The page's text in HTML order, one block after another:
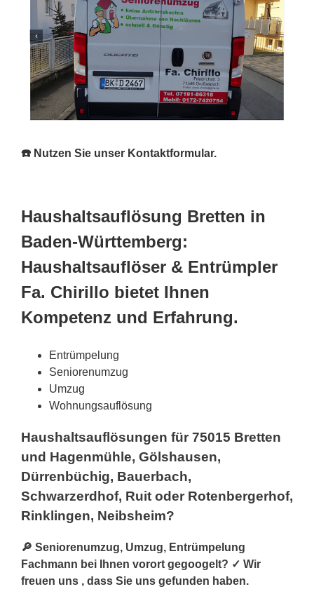
☎️ Nutzen Sie unser Kontaktformular.
Haushaltsauflösung Bretten in
Baden-Württemberg:
Haushaltsauflöser & Entrümpler
Fa. Chirillo bietet Ihnen
Kompetenz und Erfahrung.
Entrümpelung
Seniorenumzug
Umzug
Wohnungsauflösung
Haushaltsauflösungen für 75015 Bretten
und Hagenmühle, Gölshausen,
Dürrenbüchig, Bauerbach,
Schwarzerdhof, Ruit oder Rotenbergerhof,
Rinklingen, Neibsheim?
🔎 Seniorenumzug, Umzug, Entrümpelung
Fachmann bei Ihnen vorort gegoogelt? ✓ Wir
freuen uns , dass Sie uns gefunden haben.